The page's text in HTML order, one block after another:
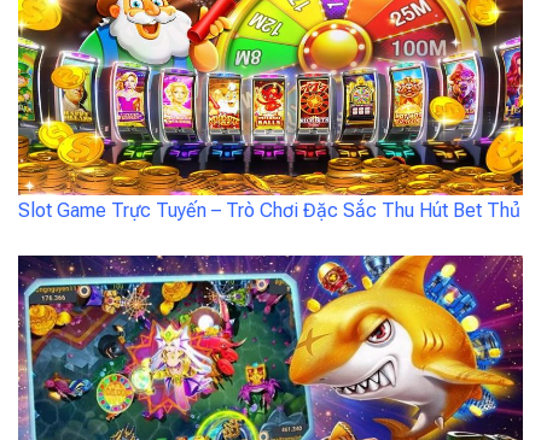
Slot Game Trực Tuyến – Trò Chơi Đặc Sắc Thu Hút Bet Thủ